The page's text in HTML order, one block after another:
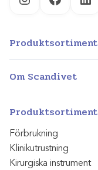
Instagram
Produktsortiment
Om Scandivet
Produktsortiment
Förbrukning
Klinikutrustning
Kirurgiska instrument